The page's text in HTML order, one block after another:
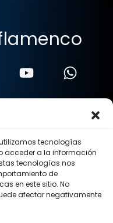
tecnologías
acceder a la información
tecnologías nos
de
en este sitio. No
afectar negativamente
reservados.